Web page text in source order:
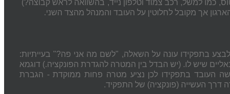
כמו למשל, רכב צמוד וטלפון נייד, בהשוואה לראש קבוצה?)
אך מקובל לחלוטין על העובד והמנהל מהצד השני.
בתפקידו עונה על השאלה, "לשם מה אני פה?" בעייתיות:
שיש לו. (יש הבדל בין המטרה להגדרת הפונקציה.) דוגמא
העובד בתפקידו לכן נציע מטרה פחות ממוקדת - הגברת
דרך העשייה (פונקציה) של התפקיד.